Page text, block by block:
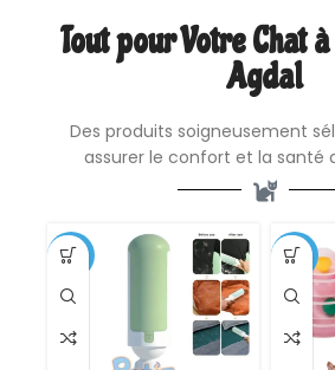
Tout pour Votre Chat
Agdal
Des produits soigneusement
assurer le confort et la santé
-17% -61%